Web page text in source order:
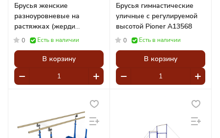
Брусья женские
разноуровневые на
растяжках (жерди
стеклопластик) Pioner
0 Есть в наличии
В корзину
Брусья гимнастические
уличные с регулируемой
высотой Pioner A13568
0 Есть в наличии
В корзину